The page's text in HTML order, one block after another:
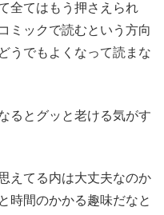
全てはもう押さえられ
ミックで読むという方向
うでもよくなって読まな
るとグッと老ける気がす
えてる内は大丈夫なのか
時間のかかる趣味だなと